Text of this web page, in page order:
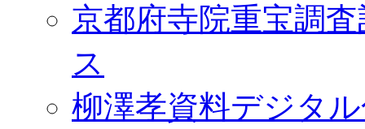
京都府寺院重宝調
ス
柳澤孝資料デジタ